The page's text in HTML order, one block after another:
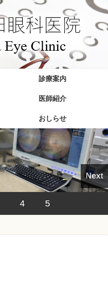
診療案内
医師紹介
おしらせ
Next
4 5